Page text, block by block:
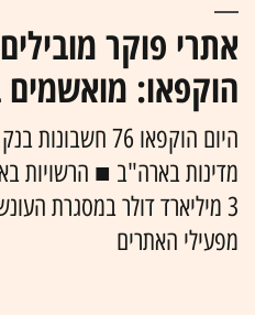
אתרי פוקר
הוקפאו: מואשמים
מדינות בארה"ב ■ הרשויות
3 מיליארד דולר במסגרת
מפעילי האתרים